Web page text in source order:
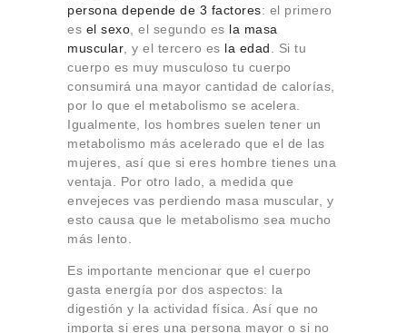
persona depende de 3 factores: el primero
es el sexo , el segundo es la masa
muscular , y el tercero es la edad . Si tu
cuerpo es muy musculoso tu cuerpo
consumirá una mayor cantidad de calorías,
por lo que el metabolismo se acelera.
Igualmente, los hombres suelen tener un
metabolismo más acelerado que el de las
mujeres, así que si eres hombre tienes una
ventaja. Por otro lado, a medida que
envejeces vas perdiendo masa muscular, y
esto causa que le metabolismo sea mucho
más lento.
Es importante mencionar que el cuerpo
gasta energía por dos aspectos: la
digestión y la actividad física. Así que no
importa si eres una persona mayor o si no